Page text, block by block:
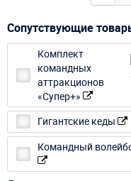
Сопутствующие
Комплект
командных
аттракционов
«Супер+»
Гигантские кеды
Командный